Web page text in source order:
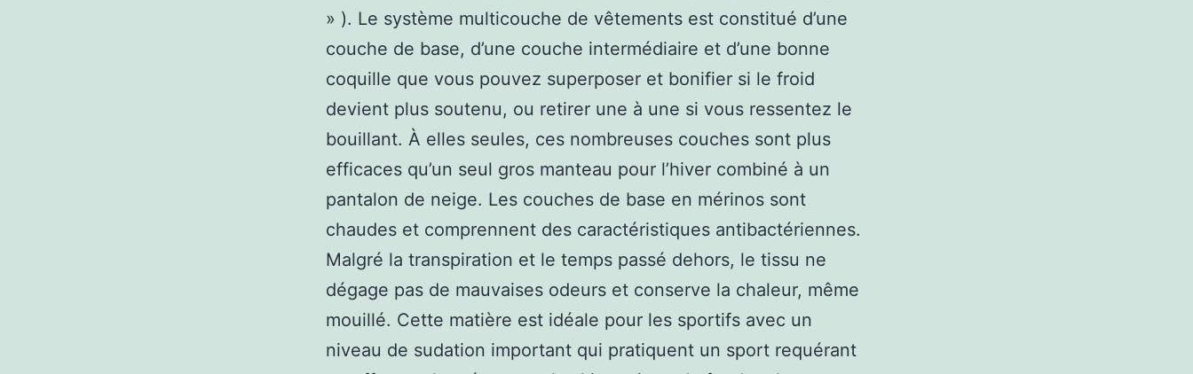
» ). Le système multicouche de vêtements est constitué d’une
couche de base, d’une couche intermédiaire et d’une bonne
coquille que vous pouvez superposer et bonifier si le froid
devient plus soutenu, ou retirer une à une si vous ressentez le
bouillant. À elles seules, ces nombreuses couches sont plus
efficaces qu’un seul gros manteau pour l’hiver combiné à un
pantalon de neige. Les couches de base en mérinos sont
chaudes et comprennent des caractéristiques antibactériennes.
Malgré la transpiration et le temps passé dehors, le tissu ne
dégage pas de mauvaises odeurs et conserve la chaleur, même
mouillé. Cette matière est idéale pour les sportifs avec un
niveau de sudation important qui pratiquent un sport requérant